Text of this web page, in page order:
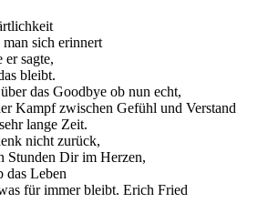
sich erinnert
er sagte,
bleibt.
das Goodbye ob nun echt,
Kampf zwischen Gefühl und Verstand
lange Zeit.
nicht zurück,
Stunden Dir im Herzen,
das Leben
für immer bleibt. Erich Fried